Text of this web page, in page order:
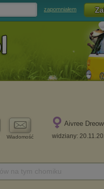
zapomniałem
Wiadomość
Aivree
widziany: